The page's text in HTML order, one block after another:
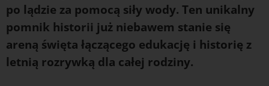
po lądzie za pomocą siły wody. Ten unikalny
pomnik historii już niebawem stanie się
areną święta łączącego edukację i historię z
letnią rozrywką dla całej rodziny.